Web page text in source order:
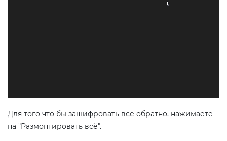
Для того что бы зашифровать всё обратно, нажимаете
на "Размонтировать всё".